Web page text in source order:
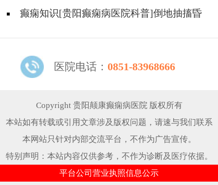
痫诱因？
癫痫知识[贵阳癫痫病医院科普]倒地抽搐昏
医院电话： 0851-83968666
Copyright 贵阳颠康癫痫病医院 版权所有
本站如有转载或引用文章涉及版权问题，请速与我们联系
本网站只针对内部交流平台，不作为广告宣传。
特别声明：本站内容仅供参考，不作为诊断及医疗依据。
平台公司营业执照信息公示